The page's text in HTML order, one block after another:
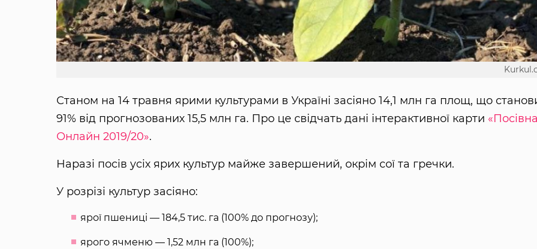
Станом на 14 травня ярими культурами в Україні засіяно 14,1 млн га площ, що
91% від прогнозованих 15,5 млн га. Про це свідчать дані інтерактивної карти
Онлайн 2019/20».
Наразі посів усіх ярих культур майже завершений, окрім сої та гречки.
У розрізі культур засіяно:
ярої пшениці — 184,5 тис. га (100% до прогнозу);
ярого ячменю — 1,52 млн га (100%);